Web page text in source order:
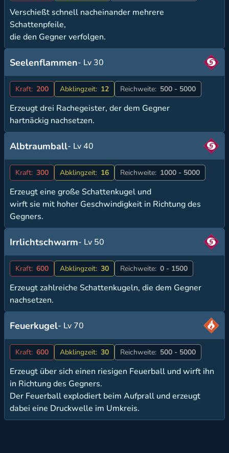
Verschießt schnell nacheinander mehrere
Schattenpfeile,
die den Gegner verfolgen.
Seelenflammen- Lv 30
Kraft: 200 Abklingzeit: 12 Reichweite: 500 - 5000
Erzeugt drei Rachegeister, der dem Gegner
hartnäckig nachsetzen.
Albtraumball- Lv 40
Kraft: 300 Abklingzeit: 16 Reichweite: 1000 - 5000
Erzeugt eine große Schattenkugel und
wirft sie mit hoher Geschwindigkeit in Richtung des
Gegners.
Irrlichtschwarm- Lv 50
Kraft: 600 Abklingzeit: 30 Reichweite: 0 - 1500
Erzeugt zahlreiche Schattenkugeln, die dem Gegner
nachsetzen.
Feuerkugel- Lv 70
Kraft: 600 Abklingzeit: 30 Reichweite: 500 - 5000
Erzeugt über sich einen riesigen Feuerball und wirft ihn
in Richtung des Gegners.
Der Feuerball explodiert beim Aufprall und erzeugt
dabei eine Druckwelle im Umkreis.